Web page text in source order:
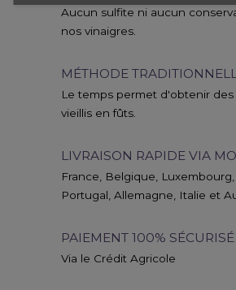
Aucun sulfite ni aucun
nos vinaigres.
MÉTHODE
Le temps permet d'obtenir des
vieillis en fûts.
LIVRAISON RAPIDE VIA
France, Belgique, Luxembourg,
Portugal, Allemagne, Italie et
PAIEMENT 100% SÉCURISÉ
Via le Crédit Agricole